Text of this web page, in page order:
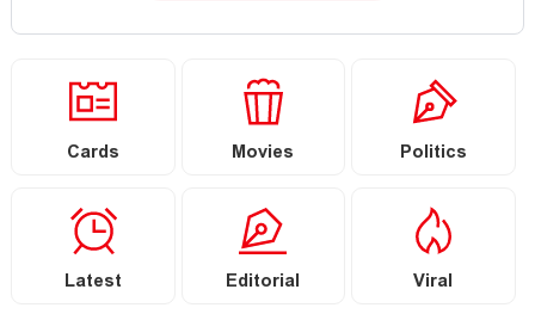
Cards Movies Politics
Latest Editorial Viral